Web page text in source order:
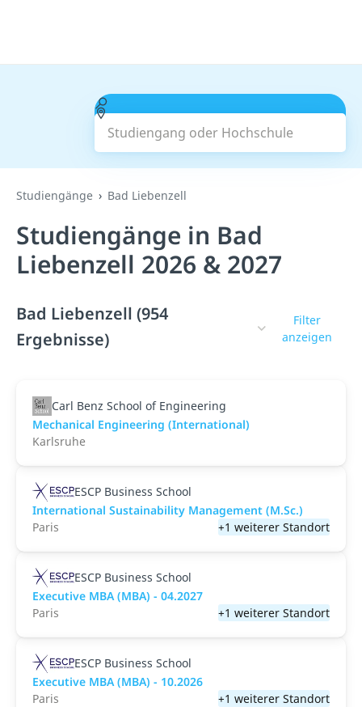
Studiengang oder Hochschule
Suchen
Studiengänge Bad Liebenzell
Studiengänge in Bad
Liebenzell 2026 & 2027
Bad Liebenzell (954
Ergebnisse)
Filter
anzeigen
Carl Benz School of Engineering
Mechanical Engineering (International)
Karlsruhe
ESCP Business School
International Sustainability Management (M.Sc.)
Paris
+1 weiterer Standort
ESCP Business School
Executive MBA (MBA) - 04.2027
Paris
+1 weiterer Standort
ESCP Business School
Executive MBA (MBA) - 10.2026
Paris
+1 weiterer Standort